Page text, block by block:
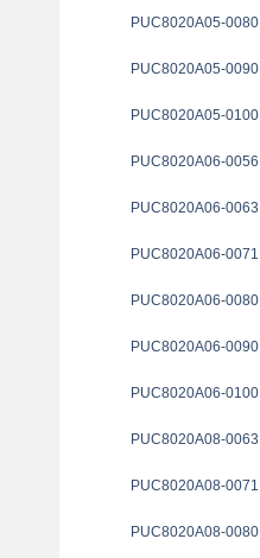
PUC8020A05-0080
PUC8020A05-0090
PUC8020A05-0100
PUC8020A06-0056
PUC8020A06-0063
PUC8020A06-0071
PUC8020A06-0080
PUC8020A06-0090
PUC8020A06-0100
PUC8020A08-0063
PUC8020A08-0071
PUC8020A08-0080